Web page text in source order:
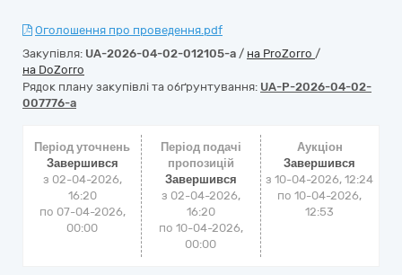
Оголошення про проведення.pdf
Закупівля: UA-2026-04-02-012105-a / на ProZorro /
на DoZorro
Рядок плану закупівлі та обґрунтування: UA-P-2026-04-02-
007776-a
Період уточнень
Завершився
з 02-04-2026,
16:20
по 07-04-2026,
00:00
Період подачі
пропозицій
Завершився
з 02-04-2026,
16:20
по 10-04-2026,
00:00
Аукціон
Завершився
з10-04-2026, 12:24
по10-04-2026,
12:53